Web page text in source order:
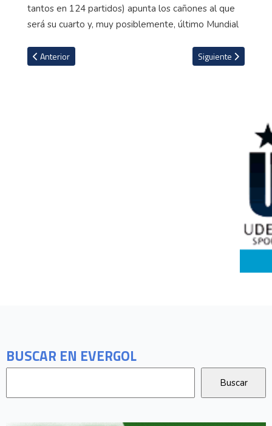
BUSCAR EN EVERGOL
tantos en 124 partidos) apunta los cañones al que
será su cuarto y, muy posiblemente, último Mundial
Artículo anterior: Escándalo en Italia escala: aparecen nombres
Anterior Artículo siguiente:
Siguiente